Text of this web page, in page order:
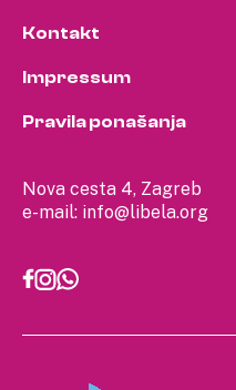
Nova cesta 4, Zagreb
e-mail: info@libela.org
Kontakt
Impressum
Pravila ponašanja